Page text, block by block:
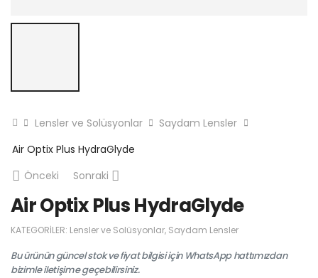
Lensler ve Solüsyonlar
Saydam Lensler
Air Optix Plus HydraGlyde
Önceki
Sonraki
Air Optix Plus HydraGlyde
KATEGORILER: Lensler ve Solüsyonlar, Saydam Lensler
Bu ürünün güncel stok ve fiyat bilgisi için WhatsApp hattımızdan
bizimle iletişime geçebilirsiniz.